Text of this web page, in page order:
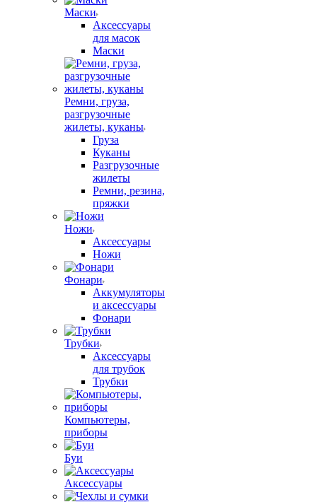
Маски
Аксессуары
для масок
Маски
Ремни, груза,
разгрузочные
жилеты, куканы
Груза
Куканы
Разгрузочные
жилеты
Ремни, резина,
пряжки
Ножи
Аксессуары
Ножи
Фонари
Аккумуляторы
и аксессуары
Фонари
Трубки
Аксессуары
для трубок
Трубки
Компьютеры,
приборы
Буи
Аксессуары